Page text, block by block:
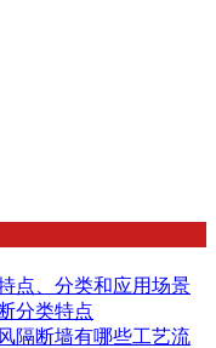
点、分类和应用场景
分类特点
隔断墙有哪些工艺流